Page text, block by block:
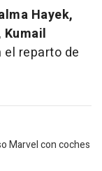
Hayek,
Kumail
reparto de
Marvel con coches